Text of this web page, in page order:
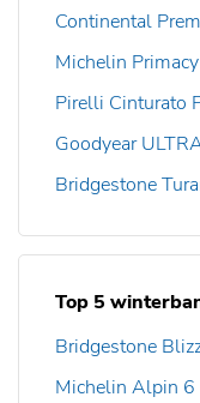
Continental
Michelin
Pirelli Cinturato
Goodyear
Bridgestone
Top 5
Bridgestone
Michelin Alpin 6